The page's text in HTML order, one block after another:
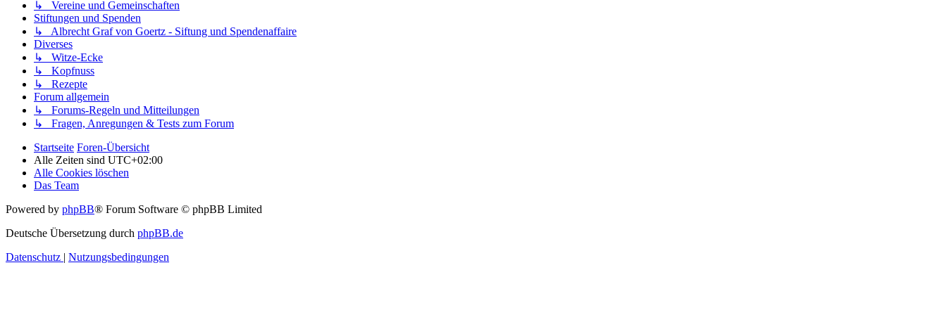
↳ Vereine und Gemeinschaften
Stiftungen und Spenden
↳ Albrecht Graf von Goertz - Siftung und Spendenaffaire
Diverses
↳ Witze-Ecke
↳ Kopfnuss
↳ Rezepte
Forum allgemein
↳ Forums-Regeln und Mitteilungen
↳ Fragen, Anregungen & Tests zum Forum
Startseite Foren-Übersicht
Alle Zeiten sind UTC+02:00
Alle Cookies löschen
Das Team
Powered by phpBB® Forum Software © phpBB Limited
Deutsche Übersetzung durch phpBB.de
Datenschutz | Nutzungsbedingungen